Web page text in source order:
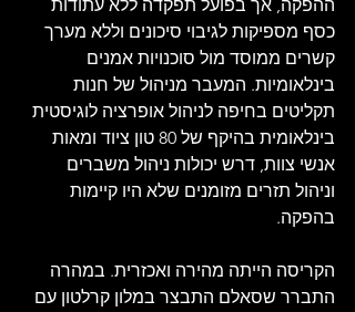
ההפקה, אך בפועל תפקדה ללא עתודות
כסף מספיקות לגיבוי סיכונים וללא מערך
קשרים ממוסד מול סוכנויות אמנים
בינלאומיות. המעבר מניהול של חנות
תקליטים בחיפה לניהול אופרציה לוגיסטית
בינלאומית בהיקף של 80 טון ציוד ומאות
אנשי צוות, דרש יכולות ניהול משברים
וניהול תזרים מזומנים שלא היו קיימות
בהפקה.
הקריסה הייתה מהירה ואכזרית. במהרה
התברר שסאלם התבצר במלון קרלטון עם